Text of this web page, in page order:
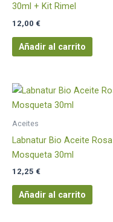
30ml + Kit Rimel
12,00 €
Añadir al carrito
Aceites
Labnatur Bio Aceite Rosa
Mosqueta 30ml
12,25 €
Añadir al carrito